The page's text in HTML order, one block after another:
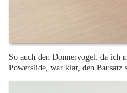
So auch den Donnervogel: da ich
Powerslide, war klar, den